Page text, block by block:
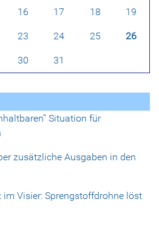
16 17 18 19
23 24 25 26
30 31
Situation für
zusätzliche Ausgaben in den
Visier: Sprengstoffdrohne löst